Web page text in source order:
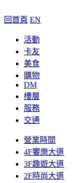
回首頁 EN
活動
卡友
美食
購物
DM
樓層
服務
交通
營業時間
4F饗樂大道
3F趣遊大道
2F時尚大道